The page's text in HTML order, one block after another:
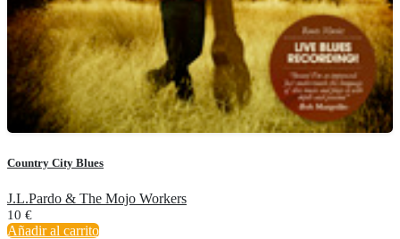
Country City Blues
J.L.Pardo & The Mojo Workers
10 €
Añadir al carrito